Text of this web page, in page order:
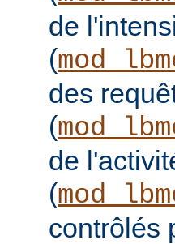
de
(
des
(
de
(
contrôlés